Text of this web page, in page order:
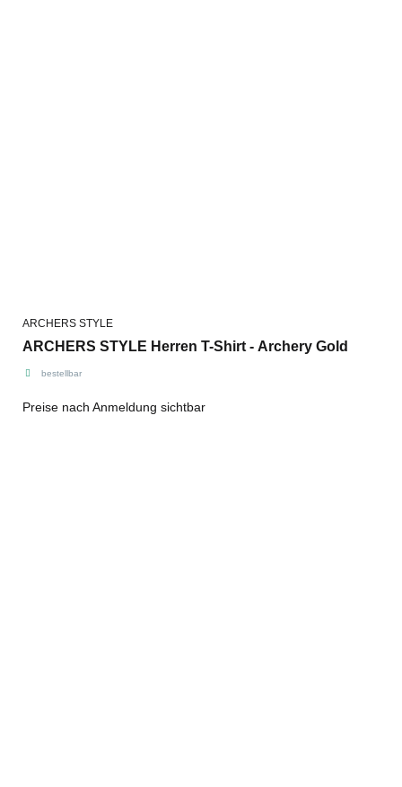
ARCHERS STYLE
ARCHERS STYLE Herren T-Shirt - Archery Gold
bestellbar
Preise nach Anmeldung sichtbar